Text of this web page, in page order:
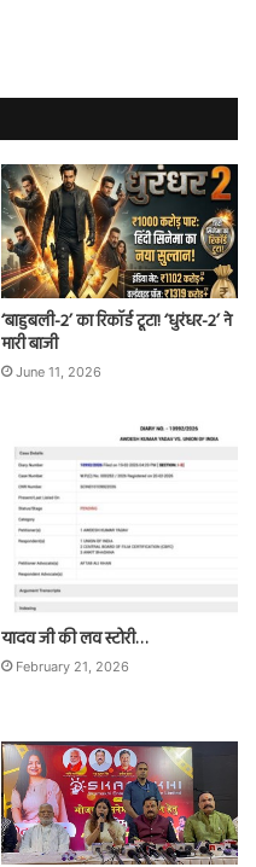
‘बाहुबली-2’ का रिकॉर्ड टूटा! ‘धुरंधर-2’ ने
मारी बाजी
June 11, 2026
यादव जी की लव स्टोरी…
February 21, 2026